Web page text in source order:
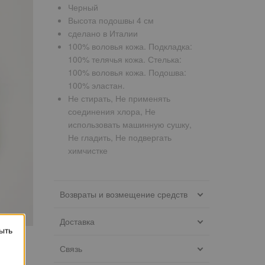
Черный
Высота подошвы 4 см
сделано в Италии
100% воловья кожа. Подкладка:
100% телячья кожа. Стелька:
100% воловья кожа. Подошва:
100% эластан.
Не стирать, Не применять
соединения хлора, Не
использовать машинную сушку,
Не гладить, Не подвергать
химчистке
Возвраты и возмещение средств
Доставка
Связь